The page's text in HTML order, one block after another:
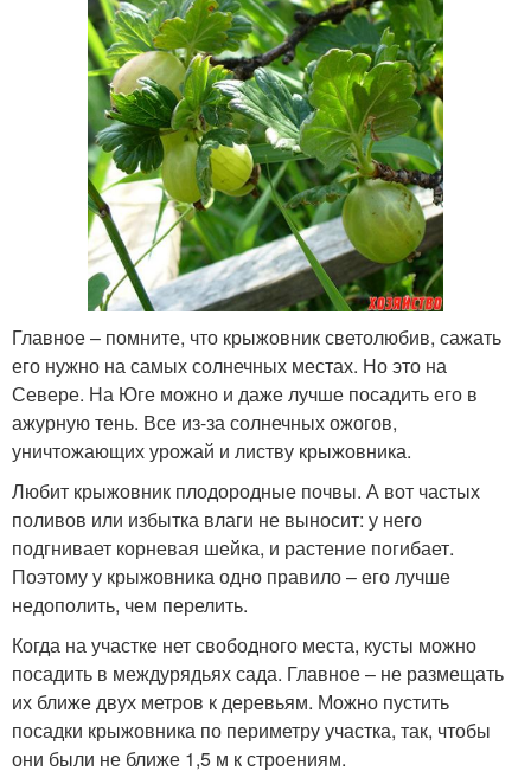
Главное – помните, что крыжовник светолюбив, сажать
его нужно на самых солнечных местах. Но это на
Севере. На Юге можно и даже лучше посадить его в
ажурную тень. Все из-за солнечных ожогов,
уничтожающих урожай и листву крыжовника.
Любит крыжовник плодородные почвы. А вот частых
поливов или избытка влаги не выносит: у него
подгнивает корневая шейка, и растение погибает.
Поэтому у крыжовника одно правило – его лучше
недополить, чем перелить.
Когда на участке нет свободного места, кусты можно
посадить в междурядьях сада. Главное – не размещать
их ближе двух метров к деревьям. Можно пустить
посадки крыжовника по периметру участка, так, чтобы
они были не ближе 1,5 м к строениям.